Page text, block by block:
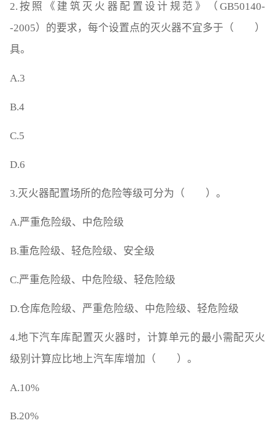
2.按照《建筑灭火器配置设计规范》（GB50140-
-2005）的要求，每个设置点的灭火器不宜多于（ ）
具。
A.3
B.4
C.5
D.6
3.灭火器配置场所的危险等级可分为（ ）。
A.严重危险级、中危险级
B.重危险级、轻危险级、安全级
C.严重危险级、中危险级、轻危险级
D.仓库危险级、严重危险级、中危险级、轻危险级
4.地下汽车库配置灭火器时，计算单元的最小需配灭火
级别计算应比地上汽车库增加（ ）。
A.10%
B.20%